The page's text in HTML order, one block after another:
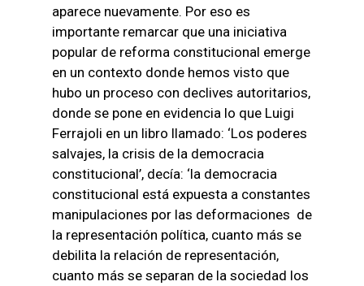
aparece nuevamente. Por eso es
importante remarcar que una iniciativa
popular de reforma constitucional emerge
en un contexto donde hemos visto que
hubo un proceso con declives autoritarios,
donde se pone en evidencia lo que Luigi
Ferrajoli en un libro llamado: ‘Los poderes
salvajes, la crisis de la democracia
constitucional’, decía: ‘la democracia
constitucional está expuesta a constantes
manipulaciones por las deformaciones de
la representación política, cuanto más se
debilita la relación de representación,
cuanto más se separan de la sociedad los